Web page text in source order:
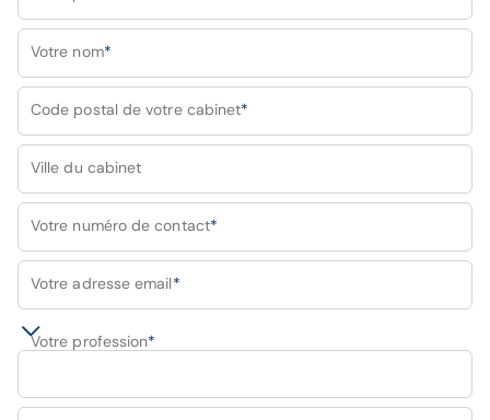
Votre nom*
Code postal de votre cabinet*
Ville du cabinet
Votre numéro de contact*
Votre adresse email*
Votre profession*